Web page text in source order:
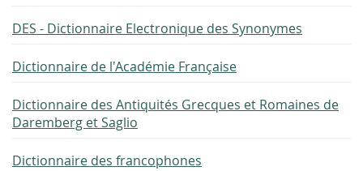
DES - Dictionnaire Electronique des Synonymes
Dictionnaire de l'Académie Française
Dictionnaire des Antiquités Grecques et Romaines de
Daremberg et Saglio
Dictionnaire des francophones